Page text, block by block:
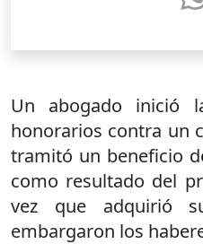
Un abogado inició
honorarios contra un
tramitó un beneficio
como resultado del
vez que adquirió
embargaron los